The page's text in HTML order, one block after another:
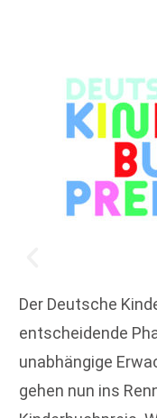
Der Deutsche
entscheidende
unabhängige
gehen nun ins